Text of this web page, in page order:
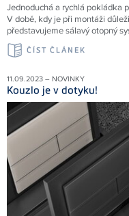
Jednoduchá a rychlá pokládka
V době, kdy je při montáži
představujeme sálavý otopný
ČÍST ČLÁNEK
11.09.2023 – NOVINKY
Kouzlo je v dotyku!